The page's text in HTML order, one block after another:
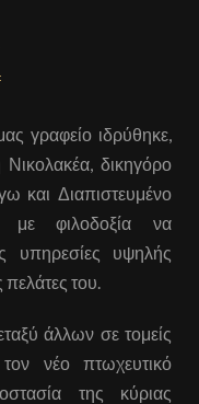
γραφείο ιδρύθηκε,
δικηγόρο
και Διαπιστευμένο
με φιλοδοξία να
υπηρεσίες υψηλής
πελάτες του.
άλλων σε τομείς
νέο πτωχευτικό
της κύριας